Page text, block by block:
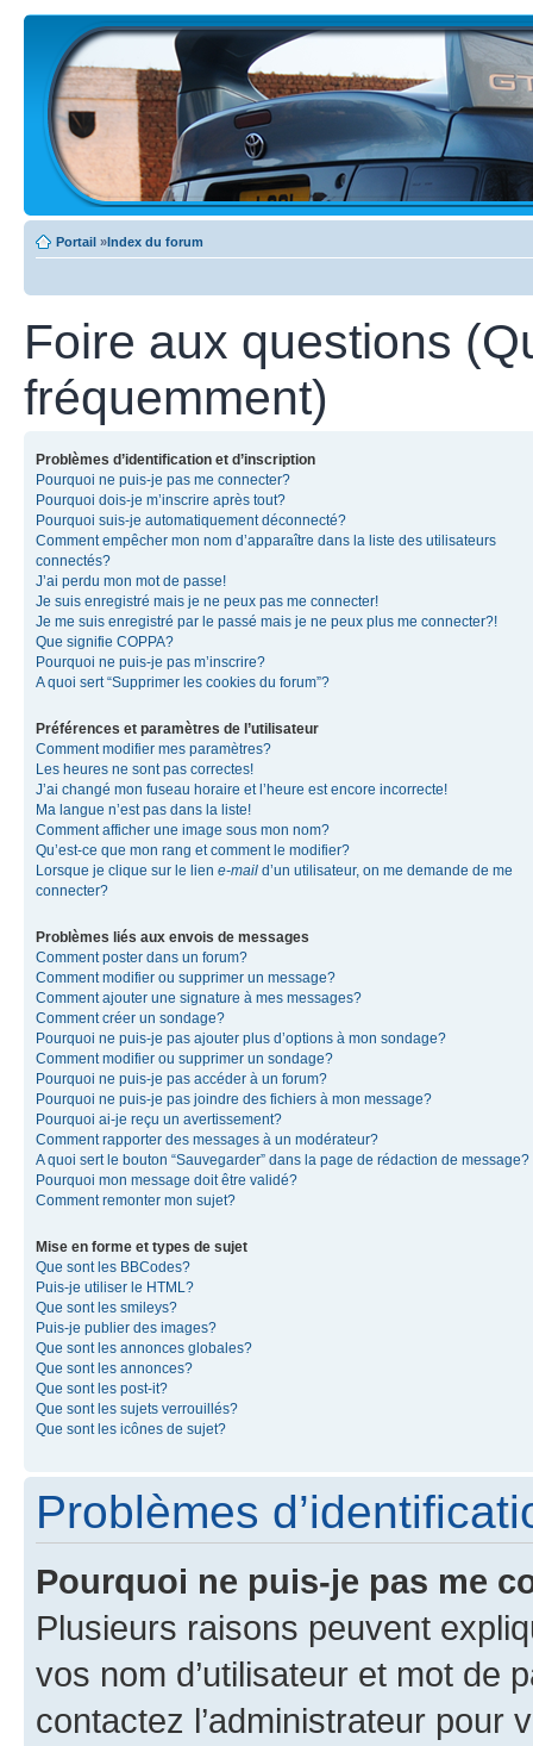
Portail »Index du forum
Foire aux questions
fréquemment)
Problèmes d’identification et d’inscription
Pourquoi ne puis-je pas me connecter?
Pourquoi dois-je m’inscrire après tout?
Pourquoi suis-je automatiquement déconnecté?
Comment empêcher mon nom d’apparaître dans la liste des utilisateurs
connectés?
J’ai perdu mon mot de passe!
Je suis enregistré mais je ne peux pas me connecter!
Je me suis enregistré par le passé mais je ne peux plus me connecter?!
Que signifie COPPA?
Pourquoi ne puis-je pas m’inscrire?
A quoi sert “Supprimer les cookies du forum”?
Préférences et paramètres de l’utilisateur
Comment modifier mes paramètres?
Les heures ne sont pas correctes!
J’ai changé mon fuseau horaire et l’heure est encore incorrecte!
Ma langue n’est pas dans la liste!
Comment afficher une image sous mon nom?
Qu’est-ce que mon rang et comment le modifier?
Lorsque je clique sur le lien e-mail d’un utilisateur, on me demande de me
connecter?
Problèmes liés aux envois de messages
Comment poster dans un forum?
Comment modifier ou supprimer un message?
Comment ajouter une signature à mes messages?
Comment créer un sondage?
Pourquoi ne puis-je pas ajouter plus d’options à mon sondage?
Comment modifier ou supprimer un sondage?
Pourquoi ne puis-je pas accéder à un forum?
Pourquoi ne puis-je pas joindre des fichiers à mon message?
Pourquoi ai-je reçu un avertissement?
Comment rapporter des messages à un modérateur?
A quoi sert le bouton “Sauvegarder” dans la page de rédaction de message?
Pourquoi mon message doit être validé?
Comment remonter mon sujet?
Mise en forme et types de sujet
Que sont les BBCodes?
Puis-je utiliser le HTML?
Que sont les smileys?
Puis-je publier des images?
Que sont les annonces globales?
Que sont les annonces?
Que sont les post-it?
Que sont les sujets verrouillés?
Que sont les icônes de sujet?
Problèmes
Pourquoi ne puis-je pas me
Plusieurs raisons peuvent
vos nom d’utilisateur et mot de
contactez l’administrateur pour